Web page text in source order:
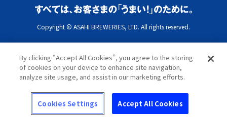
Copyright © ASAHI BREWERIES, LTD. All rights reserved.
By clicking “Accept All Cookies”, you agree to the storing
of cookies on your device to enhance site navigation,
analyze site usage, and assist in our marketing efforts.
Cookies Settings Accept All Cookies